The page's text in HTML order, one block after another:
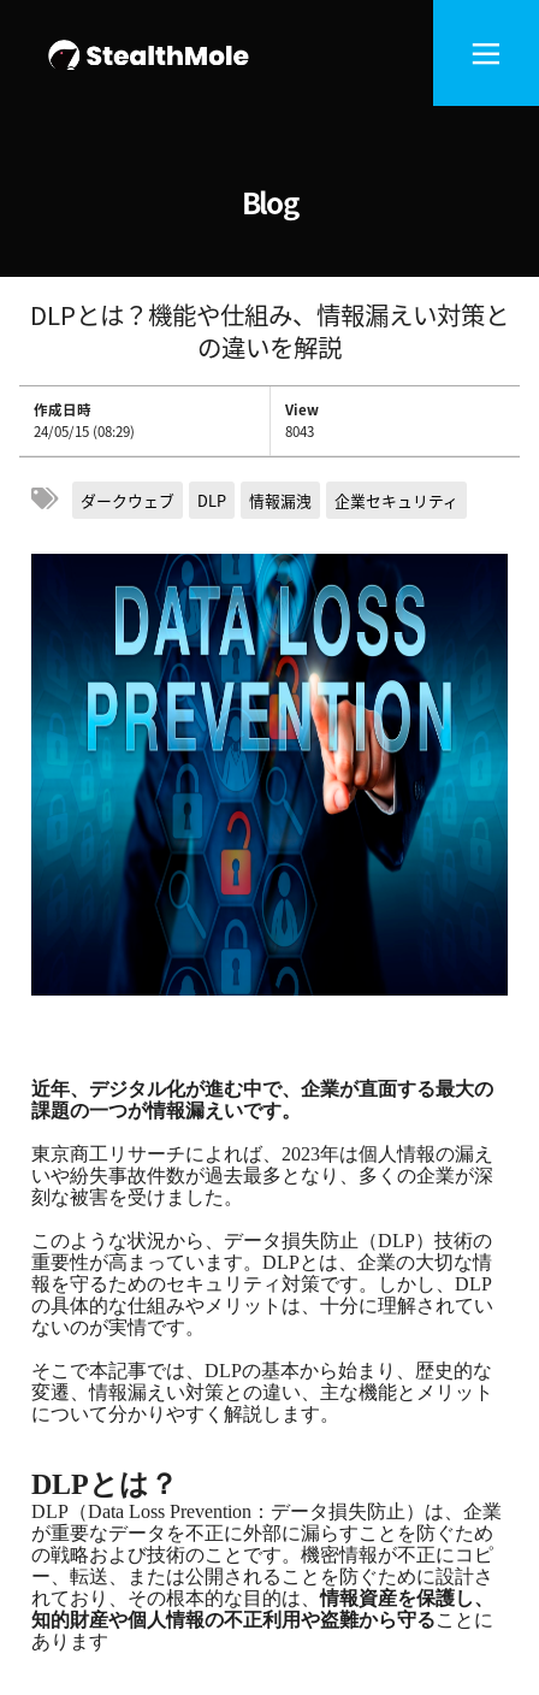
Blog
DLPとは？機能や仕組み、情報漏えい対策と
の違いを解説
作成日時
24/05/15 (08:29)
View
8043
ダークウェブ DLP 情報漏洩 企業セキュリティ
近年、デジタル化が進む中で、企業が直面する最大の
課題の一つが情報漏えいです。
東京商工リサーチによれば、2023年は個人情報の漏え
いや紛失事故件数が過去最多となり、多くの企業が深
刻な被害を受けました。
このような状況から、データ損失防止（DLP）技術の
重要性が高まっています。DLPとは、企業の大切な情
報を守るためのセキュリティ対策です。しかし、DLP
の具体的な仕組みやメリットは、十分に理解されてい
ないのが実情です。
そこで本記事では、DLPの基本から始まり、歴史的な
変遷、情報漏えい対策との違い、主な機能とメリット
について分かりやすく解説します。
DLPとは？
DLP（Data Loss Prevention：データ損失防止）は、企業
が重要なデータを不正に外部に漏らすことを防ぐため
の戦略および技術のことです。機密情報が不正にコピ
ー、転送、または公開されることを防ぐために設計さ
れており、その根本的な目的は、情報資産を保護し、
知的財産や個人情報の不正利用や盗難から守ることに
あります